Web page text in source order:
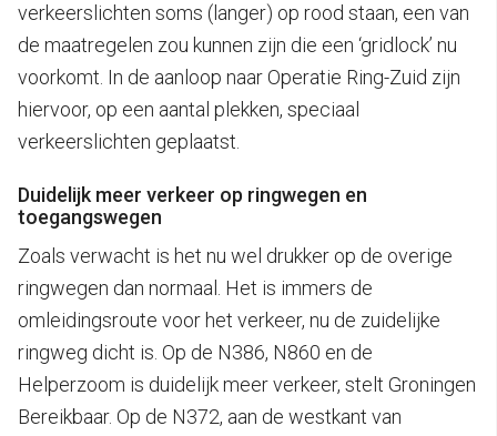
verkeerslichten soms (langer) op rood staan, een van
de maatregelen zou kunnen zijn die een ‘gridlock’ nu
voorkomt. In de aanloop naar Operatie Ring-Zuid zijn
hiervoor, op een aantal plekken, speciaal
verkeerslichten geplaatst.
Duidelijk meer verkeer op ringwegen en
toegangswegen
Zoals verwacht is het nu wel drukker op de overige
ringwegen dan normaal. Het is immers de
omleidingsroute voor het verkeer, nu de zuidelijke
ringweg dicht is. Op de N386, N860 en de
Helperzoom is duidelijk meer verkeer, stelt Groningen
Bereikbaar. Op de N372, aan de westkant van